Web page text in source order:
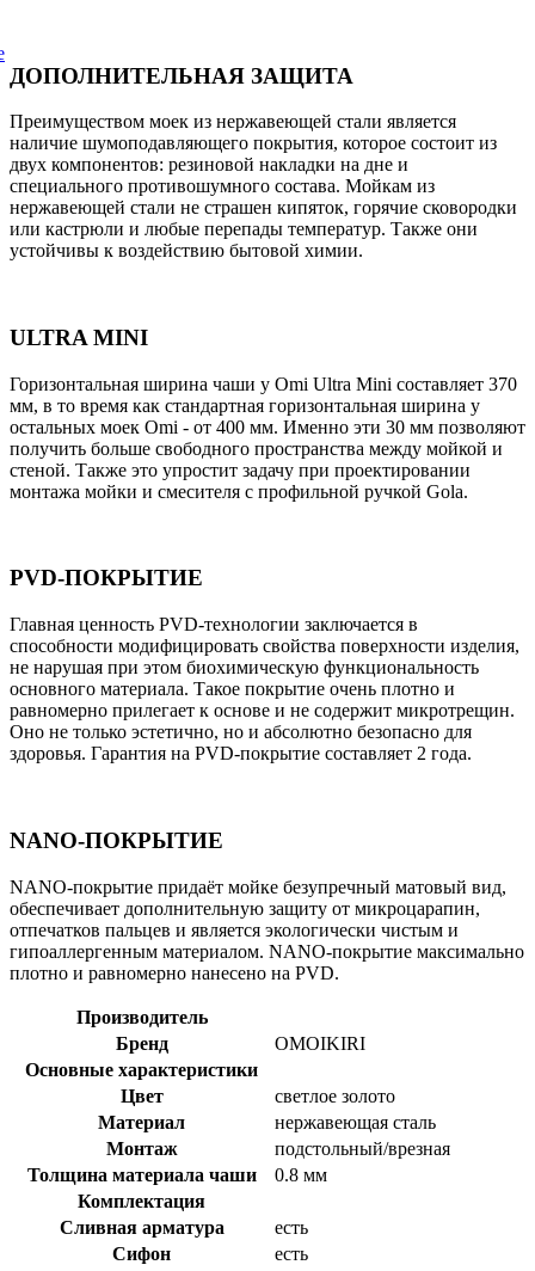
ДОПОЛНИТЕЛЬНАЯ ЗАЩИТА
Преимуществом моек из нержавеющей стали является
наличие шумоподавляющего покрытия, которое состоит из
двух компонентов: резиновой накладки на дне и
специального противошумного состава. Мойкам из
нержавеющей стали не страшен кипяток, горячие сковородки
или кастрюли и любые перепады температур. Также они
устойчивы к воздействию бытовой химии.
ULTRA MINI
Горизонтальная ширина чаши у Omi Ultra Mini составляет 370
мм, в то время как стандартная горизонтальная ширина у
остальных моек Omi - от 400 мм. Именно эти 30 мм позволяют
получить больше свободного пространства между мойкой и
стеной. Также это упростит задачу при проектировании
монтажа мойки и смесителя с профильной ручкой Gola.
PVD-ПОКРЫТИЕ
Главная ценность PVD-технологии заключается в
способности модифицировать свойства поверхности изделия,
не нарушая при этом биохимическую функциональность
основного материала. Такое покрытие очень плотно и
равномерно прилегает к основе и не содержит микротрещин.
Оно не только эстетично, но и абсолютно безопасно для
здоровья. Гарантия на PVD-покрытие составляет 2 года.
NANO-ПОКРЫТИЕ
NANO-покрытие придаёт мойке безупречный матовый вид,
обеспечивает дополнительную защиту от микроцарапин,
отпечатков пальцев и является экологически чистым и
гипоаллергенным материалом. NANO-покрытие максимально
плотно и равномерно нанесено на PVD.
Производитель
Бренд
OMOIKIRI
Основные характеристики
Цвет
светлое золото
Материал
нержавеющая сталь
Монтаж
подстольный/врезная
Толщина материала чаши
0.8 мм
Комплектация
Сливная арматура
есть
Сифон
есть